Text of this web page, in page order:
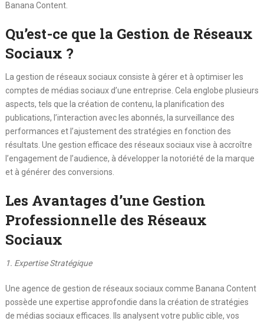
Banana Content.
Qu’est-ce que la Gestion de Réseaux
Sociaux ?
La gestion de réseaux sociaux consiste à gérer et à optimiser les
comptes de médias sociaux d’une entreprise. Cela englobe plusieurs
aspects, tels que la création de contenu, la planification des
publications, l’interaction avec les abonnés, la surveillance des
performances et l’ajustement des stratégies en fonction des
résultats. Une gestion efficace des réseaux sociaux vise à accroître
l’engagement de l’audience, à développer la notoriété de la marque
et à générer des conversions.
Les Avantages d’une Gestion
Professionnelle des Réseaux
Sociaux
1. Expertise Stratégique
Une agence de gestion de réseaux sociaux comme Banana Content
possède une expertise approfondie dans la création de stratégies
de médias sociaux efficaces. Ils analysent votre public cible, vos